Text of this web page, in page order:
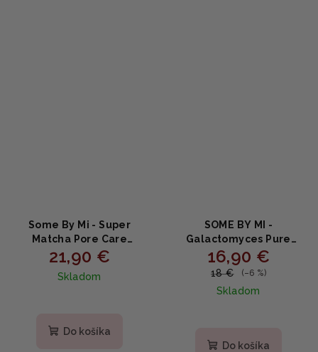
Some By Mi - Super
Matcha Pore Care
Starter Kit - Super
Matcha sada pre
starostlivosť o póry 4ks
21,90 €
Skladom
Do košíka
SOME BY MI -
Galactomyces Pure
Vitamin C Glow Toner -
Rozjasňujúci toner s
16,90 €
18 € (–6 %)
Skladom
Do košíka